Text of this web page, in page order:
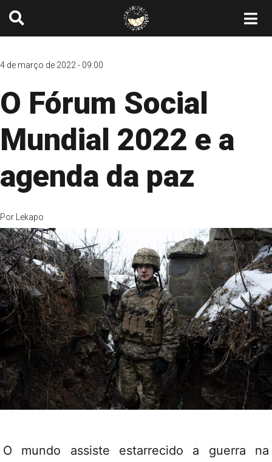
4 de março de 2022 - 09:00
O Fórum Social
Mundial 2022 e a
agenda da paz
Por Lekapo
O mundo assiste estarrecido a guerra na